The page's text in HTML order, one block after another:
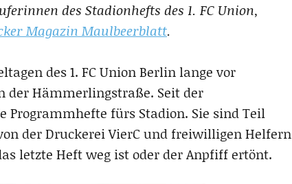
des Stadionhefts des 1. FC Union,
Magazin Maulbeerblatt.
des 1. FC Union Berlin lange vor
der Hämmerlingstraße. Seit der
Programmhefte fürs Stadion. Sie sind Teil
der Druckerei VierC und freiwilligen Helfern
letzte Heft weg ist oder der Anpfiff ertönt.